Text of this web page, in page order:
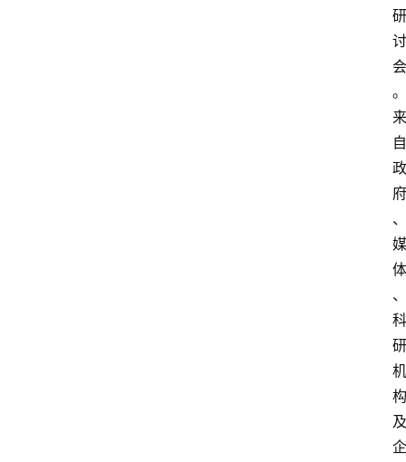
研
讨
会
。
来
自
政
府
、
媒
体
、
科
研
机
构
及
企